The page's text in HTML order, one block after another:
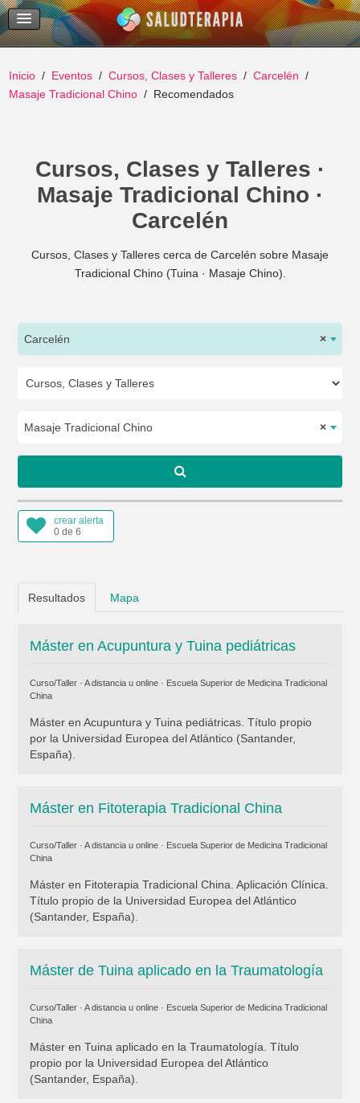
Temas Recientes
Buscar
Inicio Eventos Cursos, Clases y Talleres
Carcelén
Masaje Tradicional Chino
Recomendados
Cursos, Clases y Talleres ·
Masaje Tradicional Chino ·
Carcelén
Cursos, Clases y Talleres cerca de Carcelén sobre Masaje
Tradicional Chino (Tuina · Masaje Chino).
×
Carcelén
×
Masaje Tradicional Chino
crear alerta
0 de 6
Resultados Mapa
Máster en Acupuntura y Tuina pediátricas
Curso/Taller · A distancia u online · Escuela Superior de Medicina Tradicional
China
Máster en Acupuntura y Tuina pediátricas. Título propio
por la Universidad Europea del Atlántico (Santander,
España).
Máster en Fitoterapia Tradicional China
Curso/Taller · A distancia u online · Escuela Superior de Medicina Tradicional
China
Máster en Fitoterapia Tradicional China. Aplicación Clínica.
Título propio de la Universidad Europea del Atlántico
(Santander, España).
Máster de Tuina aplicado en la Traumatología
Curso/Taller · A distancia u online · Escuela Superior de Medicina Tradicional
China
Máster en Tuina aplicado en la Traumatología. Título
propio por la Universidad Europea del Atlántico
(Santander, España).